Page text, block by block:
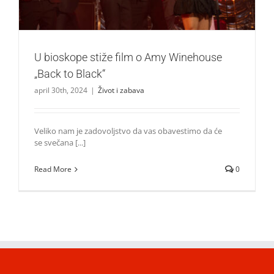
U bioskope stiže film o Amy Winehouse
„Back to Black“
april 30th, 2024 | Život i zabava
Veliko nam je zadovoljstvo da vas obavestimo da će
se svečana [...]
Read More 0